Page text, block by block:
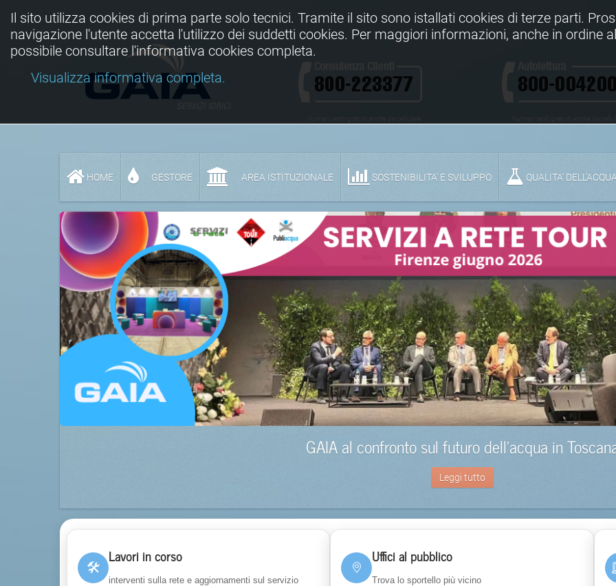
HOME GESTORE AREA ISTITUZIONALE SOSTENIBILITA' E SVILUPPO QUALITA’
GAIA al confronto sul futuro dell’acqua in
Leggi tutto
🛠
Lavori in corso
interventi sulla rete e aggiornamenti sul servizio
Uffici al pubblico
Trova lo sportello più vicino
Il sito utilizza cookies di prima parte solo tecnici. Tramite il sito sono istallati cookies di terze parti.
navigazione l'utente accetta l'utilizzo dei suddetti cookies. Per maggiori informazioni, anche in ordine
possibile consultare l'informativa cookies completa.
Visualizza informativa completa.